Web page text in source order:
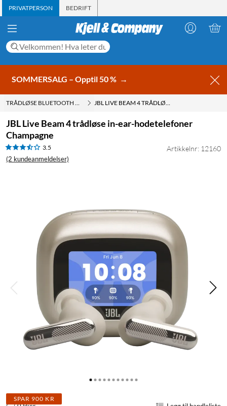
PRIVATPERSON BEDRIFT
SOMMERSALG – Opptil 50 % →
TRÅDLØSE BLUETOOTH HODETELEFONER JBL LIVE BEAM 4 TRÅDLØSE IN-EAR-HODETELEFONER CHAMPAGNE
JBL Live Beam 4 trådløse in-ear-hodetelefoner
Champagne
3.5
(2 kundeanmeldelser)
Artikkelnr: 12160
SPAR 900 KR